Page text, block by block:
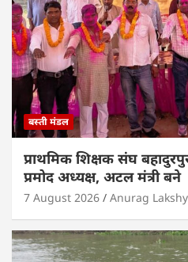
बस्ती मंडल
प्राथमिक शिक्षक संघ
प्रमोद अध्यक्ष, अटल मंत्री बने
7 August 2026 Anurag